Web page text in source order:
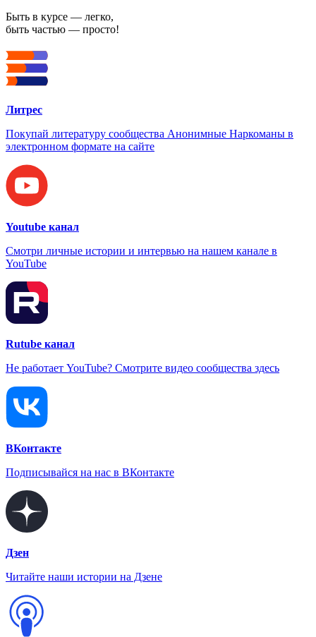
Быть в курсе — легко,
быть частью — просто!
Литрес
Покупай литературу сообщества Анонимные Наркоманы в
электронном формате на сайте
Youtube канал
Смотри личные истории и интервью на нашем канале в
YouTube
Rutube канал
Не работает YouTube? Смотрите видео сообщества здесь
ВКонтакте
Подписывайся на нас в ВКонтакте
Дзен
Читайте наши истории на Дзене